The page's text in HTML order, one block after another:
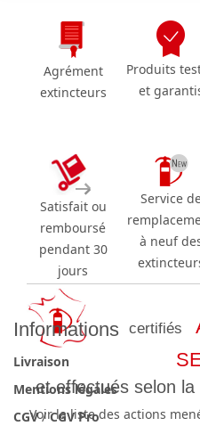
Agrément
extincteurs
Produits
et
Satisfait ou
remboursé
pendant 30
jours
Service
à neuf
certifiés
et effectués selon
Voir la liste des actions
Informations
Livraison
Mentions légales
CGV/CGV Pro